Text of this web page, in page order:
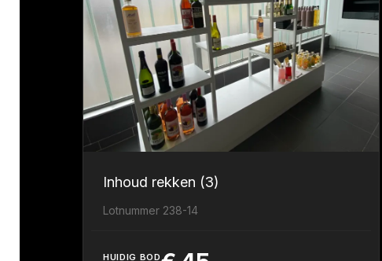
Inhoud rekken (3)
Lotnummer 238-14
HUIDIG BOD